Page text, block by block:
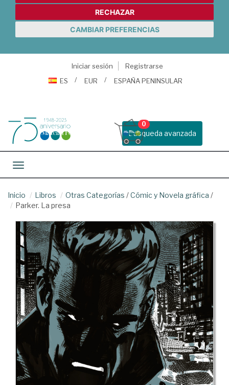
RECHAZAR
CAMBIAR PREFERENCIAS
Iniciar sesión
Registrarse
ES
EUR ESPAÑA PENINSULAR
Busqueda avanzada
0
Toggle navigation
Inicio Libros Otras Categorías /Cómic y Novela gráfica /
Parker. La presa